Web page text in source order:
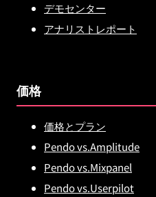
デモセンター
アナリストレポート
価格
価格とプラン
Pendo vs.Amplitude
Pendo vs.Mixpanel
Pendo vs.Userpilot